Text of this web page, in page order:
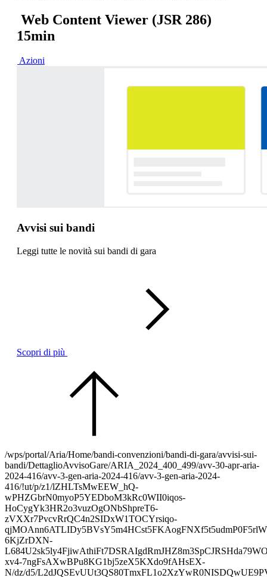
Web Content Viewer (JSR 286)
15min
Azioni
Avvisi sui bandi
Leggi tutte le novità sui bandi di gara
Scopri di più
/wps/portal/Aria/Home/bandi-convenzioni/bandi-di-gara/avvisi-sui-
bandi/DettaglioAvvisoGare/ARIA_2024_400_499/avv-30-apr-aria-
2024-416/avv-3-gen-aria-2024-416/avv-3-gen-aria-2024-
416/!ut/p/z1/lZHLTsMwEEW_hQ-
wPHZGbrN0myoP5YEDboM3kRc0WII0iqos-
HoCygYk3HR2o3vuzOgONbShpreT6-
zVXXr7PvcvRrQC4n2SIDxW1TOCYrsiqo-
6KjZrDXN-
xv4-7ngFsAXwBPu8KG1bj5zeX5KXdo9fAHsEX-
N/dz/d5/